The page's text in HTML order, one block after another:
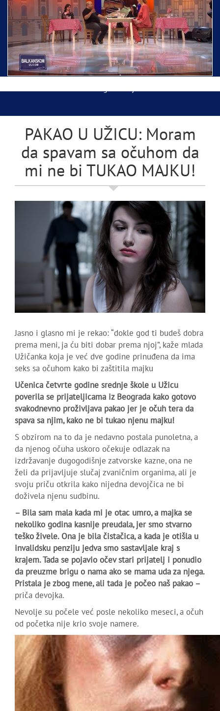
Ispraćaj Pojasa Presvete Bogorodice danas iz
Hrama Svetog Save
PAKAO U UŽICU: Moram
da spavam sa očuhom da
mi ne bi TUKAO MAJKU!
Jasno i glasno mi je rekao: “dokle god ti budeš dobra
prema meni, ja ću biti dobar prema njoj”, kaže mlada
Užičanka koja je već dve godine prinuđena da ima
seks sa očuhom kako bi zaštitila majku
Učenica četvrte godine srednje škole u Užicu
poverila se prijateljicama iz Beograda kako gotovo
svakodnevno proživljava pakao jer je očuh tera da
spava sa njim, kako ne bi tukao njenu majku!
S obzirom na to da je nedavno postala punoletna, a
da njenog očuha uskoro očekuje odlazak na
izdržavanje dugogodišnje zatvorske kazne, ona ne
želi da prijavljuje slučaj zvaničnim organima, ali je
svoju priču otkrila kako nijedna devojčica ne bi
doživela njenu sudbinu.
– Bila sam mala kada mi je otac umro, a majka se
nekoliko godina kasnije preudala, jer smo stvarno
teško živele. Ona je bila čistačica, a kada je otišla u
invalidsku penziju jedva smo sastavljale kraj s
krajem. Tada se pojavio očev stari prijatelj i ponudio
da preuzme brigu o nama ako se mama uda za njega.
Pristala je zbog mene, ali tada je počeo naš pakao –
priča devojka.
Nevolje su počele već posle nekoliko meseci, a očuh
od početka nije krio svoje namere.